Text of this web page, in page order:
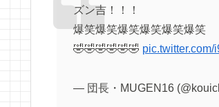
ズン吉！！！
爆笑爆笑爆笑爆笑爆笑爆笑
🤣🤣🤣🤣🤣🤣 pic.twitter.com/
— 団長・MUGEN16